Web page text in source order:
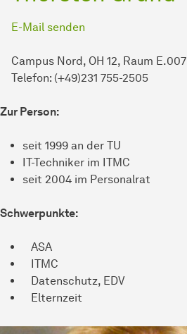
E-Mail senden
Campus Nord, OH 12, Raum E.007
Telefon: (+49)231 755-2505
Zur Person:
seit 1999 an der TU
IT-Techniker im ITMC
seit 2004 im Personalrat
Schwerpunkte:
ASA
ITMC
Datenschutz, EDV
Elternzeit